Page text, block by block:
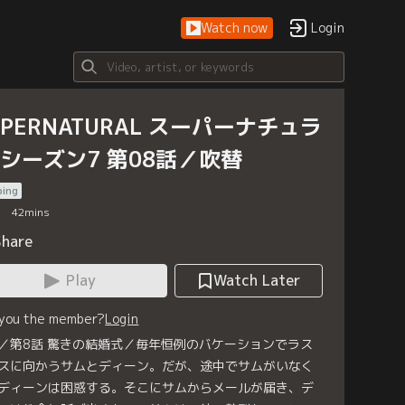
Watch now Login
スーパーナチュラ
ーズン7 第08話／吹替
42mins
Play
Watch Later
the member?Login
第8話 驚きの結婚式／毎年恒例のバケーションでラス
に向かうサムとディーン。だが、途中でサムがいなく
ィーンは困惑する。そこにサムからメールが届き、デ